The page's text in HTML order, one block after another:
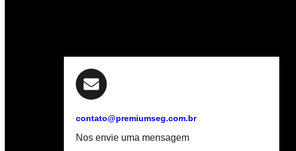
contato@premiumseg.com.br
Nos envie uma mensagem